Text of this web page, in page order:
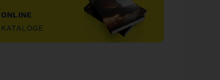
ONLINE
KATALOGE
"